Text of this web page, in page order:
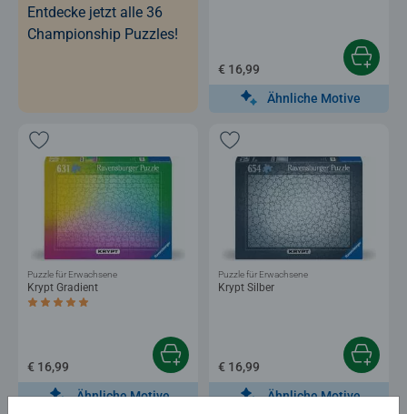
Entdecke jetzt alle 36
Championship Puzzles!
€ 16,99
Ähnliche Motive
Krypt Gradient
Durchschnittliche Bewertung 5,0 von 5 Sternen.
Puzzle für Erwachsene
€ 16,99
Ähnliche Motive
Krypt Silber
Puzzle für Erwachsene
€ 16,99
Ähnliche Motive